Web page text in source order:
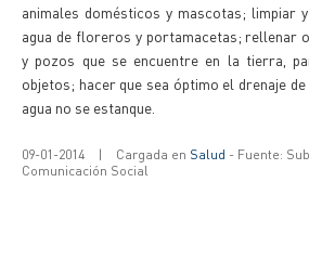
animales domésticos y mascotas; limpiar
agua de floreros y portamacetas; rellenar
y pozos que se encuentre en la tierra,
objetos; hacer que sea óptimo el drenaje
agua no se estanque.
09-01-2014 | Cargada en Salud - Fuente:
Comunicación Social